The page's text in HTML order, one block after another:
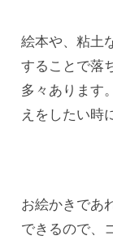
絵本や、粘土
することで落
多々あります
えをしたい時
お絵かきであ
できるので、